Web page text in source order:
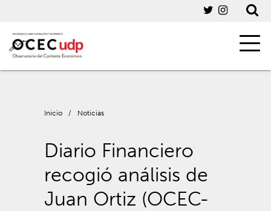
Inicio / Noticias
Diario Financiero
recogió análisis de
Juan Ortiz (OCEC-